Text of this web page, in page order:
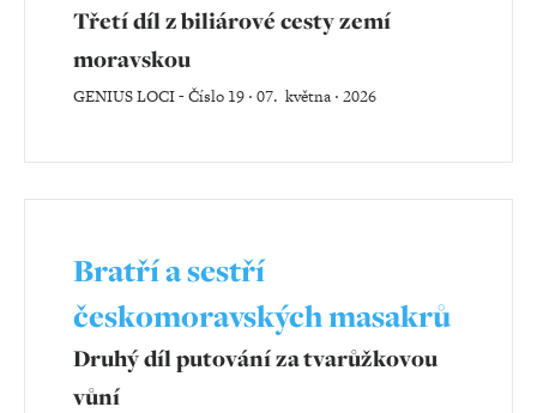
Třetí díl z biliárové cesty zemí
moravskou
GENIUS LOCI-Číslo 19 ‧ 07. května ‧ 2026
Bratří a sestří
českomoravských masakrů
Druhý díl putování za tvarůžkovou
vůní